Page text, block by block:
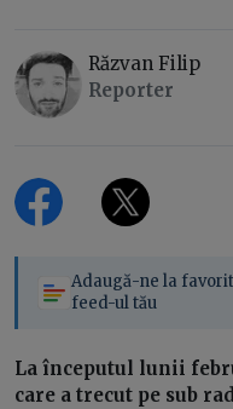
Răzvan Filip
Reporter
Adaugă-ne la
feed-ul tău
La începutul lunii
care a trecut pe sub